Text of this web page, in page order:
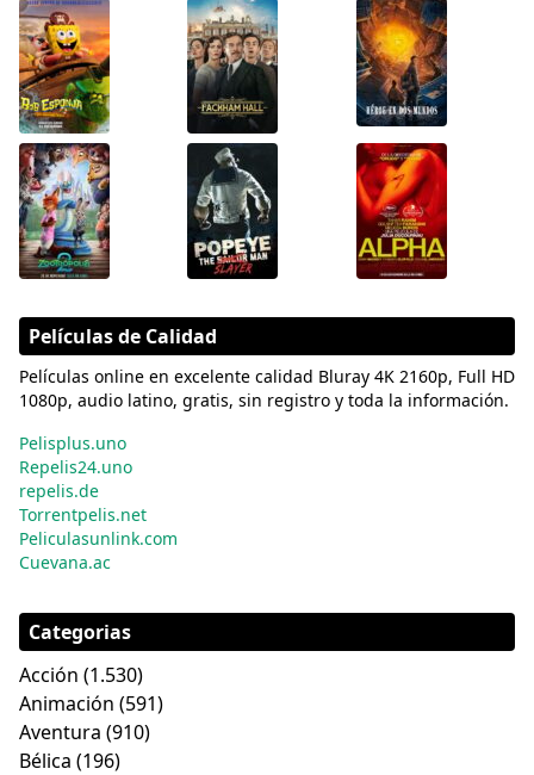
Películas de Calidad
Películas online en excelente calidad Bluray 4K 2160p, Full HD
1080p, audio latino, gratis, sin registro y toda la información.
Pelisplus.uno
Repelis24.uno
repelis.de
Torrentpelis.net
Peliculasunlink.com
Cuevana.ac
Categorias
Acción (1.530)
Animación (591)
Aventura (910)
Bélica (196)